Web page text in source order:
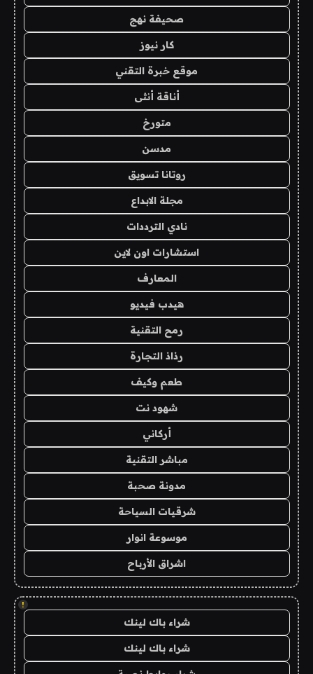
صحيفة نهج
كار نيوز
موقع خبرة التقني
أناقة أنثى
متورخ
مدسن
روتانا تسويق
مجلة الابداع
نادي الترددات
استشارات اون لاين
المعارف
هيدب فيديو
رمح التقنية
رذاذ التجارة
طعم وكيف
شهود نت
أركاني
مباشر التقنية
مدونة صحبة
شرقيات السياحة
موسوعة انوار
اشراق الأرباح
!
شراء باك لينك
شراء باك لينك